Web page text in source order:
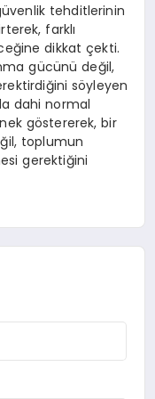
tehditlerinin
farklı
dikkat çekti.
gücünü değil,
söyleyen
dahi normal
göstererek, bir
toplumun
gerektiğini